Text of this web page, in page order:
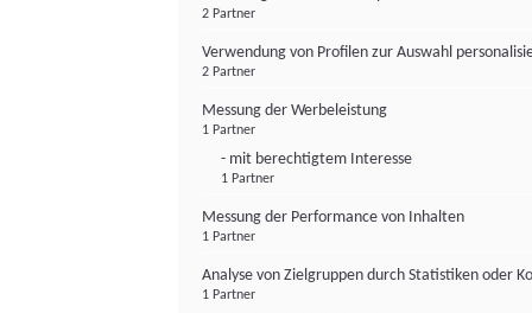
2 Partner
Verwendung von Profilen zur Auswahl
2 Partner
Messung der Werbeleistung
1 Partner
- mit berechtigtem Interesse
1 Partner
Messung der Performance von Inhalten
1 Partner
Analyse von Zielgruppen durch Statistiken oder
1 Partner